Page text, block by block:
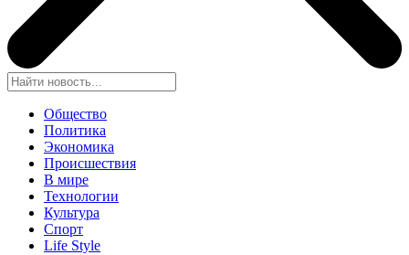
Общество
Политика
Экономика
Происшествия
В мире
Технологии
Культура
Спорт
Life Style